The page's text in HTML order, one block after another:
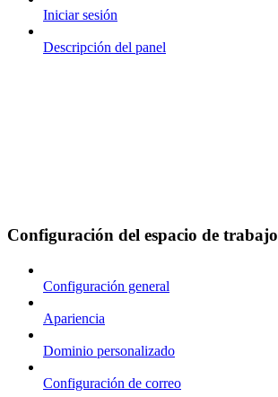
Iniciar sesión
Descripción del panel
Configuración del espacio de trabajo
Configuración general
Apariencia
Dominio personalizado
Configuración de correo